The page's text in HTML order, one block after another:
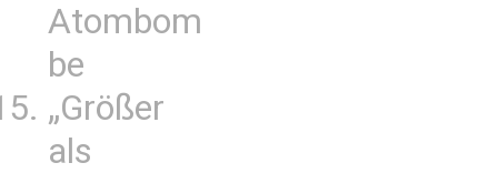
Atombom
be
„Größer
als